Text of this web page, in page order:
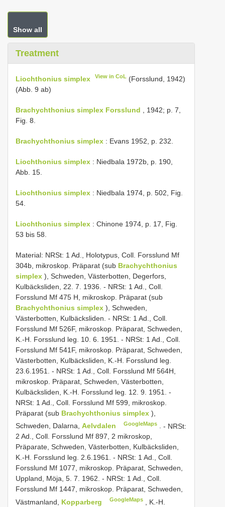
Show all
Treatment
Liochthonius simplex View in CoL (Forsslund, 1942)
(Abb. 9 ab)
Brachychthonius simplex Forsslund , 1942; p. 7,
Fig. 8.
Brachychthonius simplex : Evans 1952, p. 232.
Liochthonius simplex : Niedbala 1972b, p. 190,
Abb. 15.
Liochthonius simplex : Niedbala 1974, p. 502, Fig.
54.
Liochthonius simplex : Chinone 1974, p. 17, Fig.
53 bis 58.
Material: NRSt: 1 Ad., Holotypus, Coll. Forsslund Mf
304b, mikroskop. Präparat (sub Brachychthonius
simplex ), Schweden, Västerbotten, Degerfors,
Kulbäcksliden, 22. 7. 1936. - NRSt: 1 Ad., Coll.
Forsslund Mf 475 H, mikroskop. Präparat (sub
Brachychthonius simplex ), Schweden,
Västerbotten, Kulbäcksliden. - NRSt: 1 Ad., Coll.
Forsslund Mf 526F, mikroskop. Präparat, Schweden,
K.-H. Forsslund leg. 10. 6. 1951.
- NRSt: 1 Ad., Coll.
Forsslund Mf 541F, mikroskop. Präparat, Schweden,
Västerbotten, Kulbäcksliden, K.-H. Forsslund leg.
23.6.1951.
- NRSt: 1 Ad., Coll. Forsslund Mf 564H,
mikroskop. Präparat, Schweden, Västerbotten,
Kulbäcksliden, K.-H. Forsslund leg. 12. 9. 1951.
-
NRSt: 1 Ad., Coll. Forsslund Mf 599, mikroskop.
Präparat (sub Brachychthonius simplex ),
Schweden, Dalarna, Aelvdalen GoogleMaps .- NRSt:
2 Ad., Coll. Forsslund Mf 897, 2 mikroskop,
Präparate, Schweden, Västerbotten, Kulbäcksliden,
K.-H. Forsslund leg. 2.6.1961. - NRSt: 1 Ad., Coll.
Forsslund Mf 1077, mikroskop. Präparat, Schweden,
Uppland, Möja, 5. 7. 1962. - NRSt: 1 Ad., Coll.
Forsslund Mf 1447, mikroskop. Präparat, Schweden,
Västmanland, Kopparberg GoogleMaps , K.-H.